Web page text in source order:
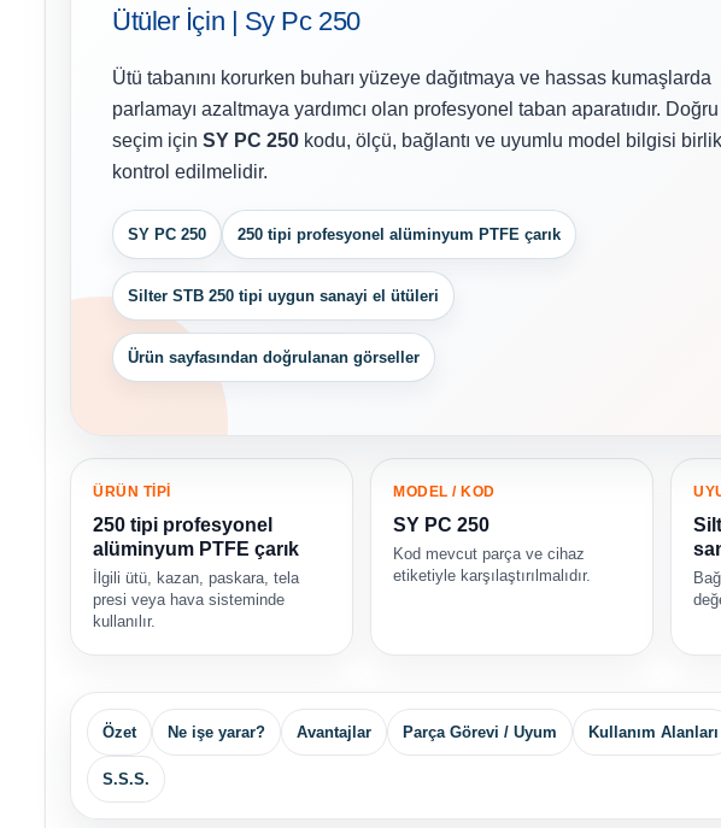
Ütüler İçin | Sy Pc 250
Ütü tabanını korurken buharı yüzeye dağıtmaya ve hassas kumaşlarda
parlamayı azaltmaya yardımcı olan profesyonel taban aparatııdır. Doğru
seçim için SY PC 250 kodu, ölçü, bağlantı ve uyumlu model bilgisi
kontrol edilmelidir.
SY PC 250 250 tipi profesyonel alüminyum PTFE çarık
Silter STB 250 tipi uygun sanayi el ütüleri
Ürün sayfasından doğrulanan görseller
ÜRÜN TİPİ
250 tipi profesyonel
alüminyum PTFE çarık
İlgili ütü, kazan, paskara, tela
presi veya hava sisteminde
kullanılır.
MODEL / KOD
SY PC 250
Kod mevcut parça ve cihaz
etiketiyle karşılaştırılmalıdır.
Özet Ne işe yarar? Avantajlar Parça Görevi / Uyum Kullanım Alanları
S.S.S.